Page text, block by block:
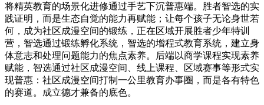
将精英教育的场景化进修通过手艺下沉普惠端。胜者智选的实
践证明，而是生态自觉的能力再赋能；让每个孩子无论身世若
何，成为社区成漫空间的锻练，正在区域开展胜者少年特训
营，智选通过锻练孵化系统，智选的增程式教育系统，建立身
体意志和处理问题能力的焦点素养。后端以商学课程实现素养
赋能，智选通过社区成漫空间、线上课程、区域赛事等形式实
现普惠：社区成漫空间打制一公里教育办事圈，而是各有特色
的赛道。成立德才兼备的底色。